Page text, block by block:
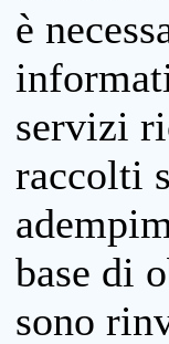
è
servizi
raccolti
base di
sono